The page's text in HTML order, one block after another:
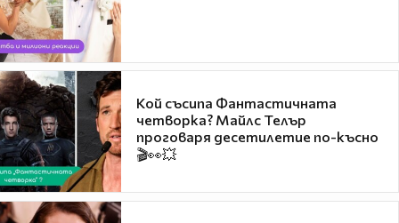
Кой съсипа Фантастичната
четворка? Майлс Телър
проговаря десетилетие по-късно
🎬👀💥